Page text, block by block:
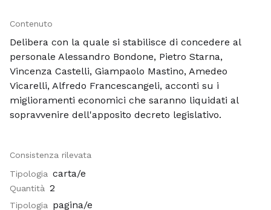
Contenuto
Delibera con la quale si stabilisce di concedere al
personale Alessandro Bondone, Pietro Starna,
Vincenza Castelli, Giampaolo Mastino, Amedeo
Vicarelli, Alfredo Francescangeli, acconti su i
miglioramenti economici che saranno liquidati al
sopravvenire dell'apposito decreto legislativo.
Consistenza rilevata
Tipologia carta/e
Quantità 2
Tipologia pagina/e